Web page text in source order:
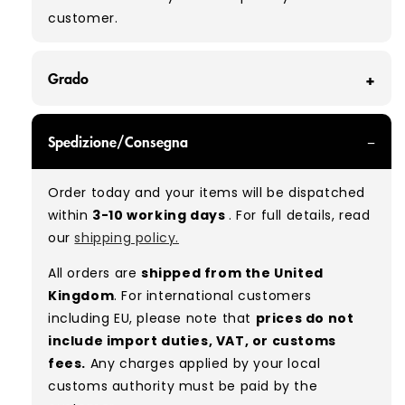
customer.
Grado
can expect items that are in great condition
with minimal signs of wear. While they are
used, they remain free of significant defects
and are in excellent shape overall.
Please note:As these are vintage/used
garments, a small percentage (5–10%) may
have minor flaws such as small tears, holes, or
stains. While we carefully inspect all items, a
degree of human error is possible. Condition
Spedizione/Consegna
Order today and your items will be dispatched
within 3-10 working days. For full details, read
ourshipping policy.
All orders are shipped from the United
Kingdom. For international customers
including EU, please note that prices do not
include import duties, VAT, or customs
fees. Any charges applied by your local
customs authority must be paid by the